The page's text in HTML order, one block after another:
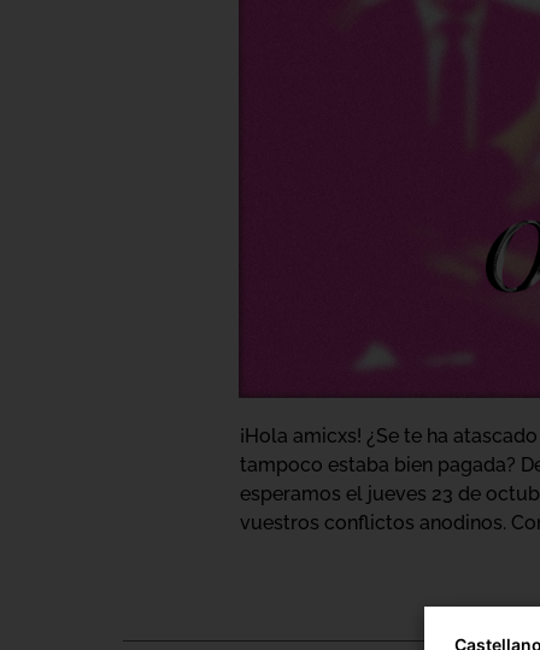
¡Hola amicxs! ¿Se te ha
tampoco estaba bien pagada?
esperamos el jueves 23 de
vuestros conflictos anodinos.